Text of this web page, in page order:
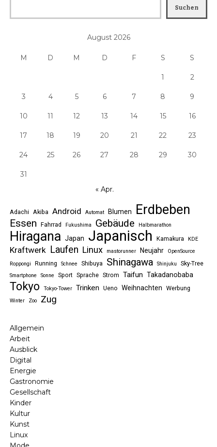
Suchen
August 2026
M D M D F S S
1 2
3 4 5 6 7 8 9
10 11 12 13 14 15 16
17 18 19 20 21 22 23
24 25 26 27 28 29 30
31
« Apr.
Adachi Akiba Android Automat Blumen Erdbeben
Essen Fahrrad Fukushima Gebäude Halbmarathon
Hiragana Japan Japanisch Kamakura KDE
Kraftwerk Laufen Linux mastorunner Neujahr
OpenSource
Roppongi
Running Schnee Shibuya Shinagawa Shinjuku Sky-Tree
Smartphone Sonne Sport Sprache Strom Taifun Takadanobaba
Tokyo Tokyo-Tower Trinken Ueno Weihnachten Werbung
Winter Zoo Zug
Allgemein
Arbeit
Ausblick
Digital
Energie
Gastronomie
Gesellschaft
Kinder
Kultur
Kunst
Linux